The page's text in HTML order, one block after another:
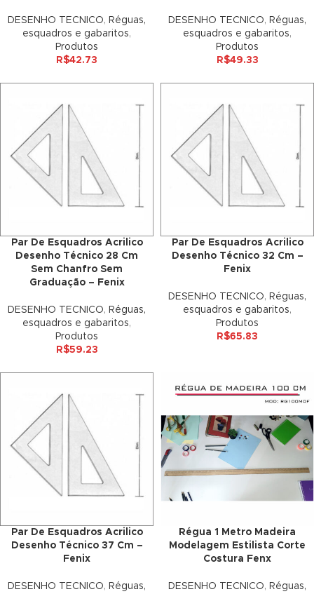
panel
Panel
Panel
panel
panel
panel
Panel
DESENHO TECNICO, Réguas,
esquadros e gabaritos,
Produtos
R$42.73
DESENHO TECNICO, Réguas,
esquadros e gabaritos,
Produtos
R$49.33
Par De Esquadros Acrilico
Desenho Técnico 28 Cm
Sem Chanfro Sem
Graduação – Fenix
DESENHO TECNICO, Réguas,
esquadros e gabaritos,
Produtos
R$59.23
Par De Esquadros Acrilico
Desenho Técnico 32 Cm –
Fenix
DESENHO TECNICO, Réguas,
esquadros e gabaritos,
Produtos
R$65.83
Par De Esquadros Acrilico
Desenho Técnico 37 Cm –
Fenix
DESENHO TECNICO, Réguas,
Régua 1 Metro Madeira
Modelagem Estilista Corte
Costura Fenx
DESENHO TECNICO, Réguas,